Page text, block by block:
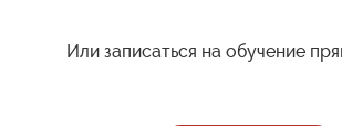
Или записаться на обучение